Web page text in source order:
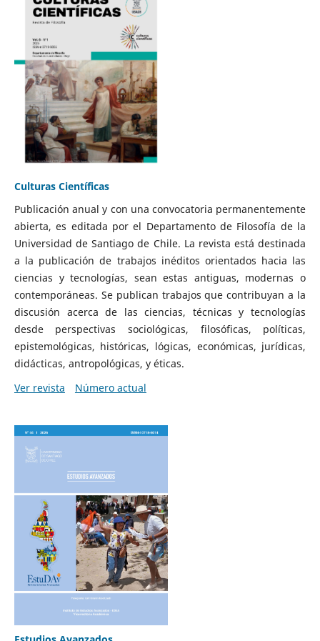
Culturas Científicas
Publicación anual y con una convocatoria permanentemente
abierta, es editada por el Departamento de Filosofía de la
Universidad de Santiago de Chile. La revista está destinada
a la publicación de trabajos inéditos orientados hacia las
ciencias y tecnologías, sean estas antiguas, modernas o
contemporáneas. Se publican trabajos que contribuyan a la
discusión acerca de las ciencias, técnicas y tecnologías
desde perspectivas sociológicas, filosóficas, políticas,
epistemológicas, históricas, lógicas, económicas, jurídicas,
didácticas, antropológicas, y éticas.
Ver revista
Número actual